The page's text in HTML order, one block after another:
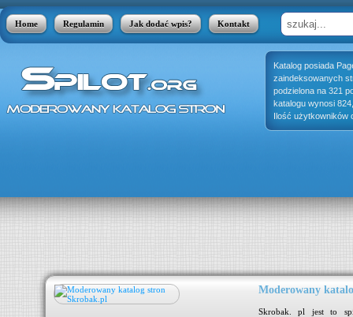
Home Regulamin Jak dodać wpis? Kontakt
Katalog posiada
zaindeksowanych
podzielona na 321
katalogu wynosi
Ilość użytkowników
Moderowany
Skrobak. pl jest to